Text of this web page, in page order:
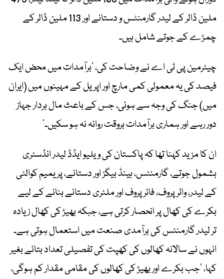
ملین ڈالر کے لیدر گارمنٹس و دستانے اور 113 ملین ڈالر کے
چمڑے کے جوتے شامل ہیں۔
چیئرمین پی ٹی اے نے وضاحت کی، ’برآمدات میں محض ایک
فیصد کی یہ معمولی کمی مارچ اور اپریل کے مہینوں میں (ایران
میں) جنگ کی وجہ سے ہوئی، جس کے باعث مال بردار جہاز
دور رہے اور ہماری برآمدات بروقت روانہ نہ ہو سکیں۔‘
ان کا مزید کہنا تھا کہ پاکستان کی ویلیو ایڈڈ لیدر انڈسٹری
بشمول جوتے، گارمنٹس، ہینڈ بیگز اور دستانے، پریمیم کوالٹی
کے لیدر، واٹر پروف، فائر پروف اور ملٹری دستانے بنانے کے لیے
بکرے کی کھال پر انحصار کرتی ہے، جبکہ بھیڑ کی کھال زیادہ
تر لیدر گارمنٹس کی برآمدی صنعت میں استعمال ہوتی ہے۔
انہوں نے سالانہ کھالوں کی کھپت کی تفصیلی تعداد بتائے بغیر
کہا، ’جب بکرے اور بھیڑ کی کھالوں کی مقامی مقدار کم ہوگی،